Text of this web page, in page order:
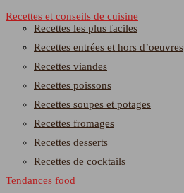
Recettes et conseils de cuisine
Recettes les plus faciles
Recettes entrées et hors d’oeuvres
Recettes viandes
Recettes poissons
Recettes soupes et potages
Recettes fromages
Recettes desserts
Recettes de cocktails
Tendances food